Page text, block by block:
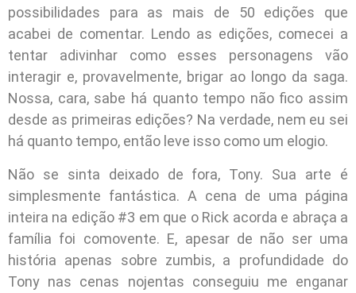
possibilidades para as mais de 50 edições que
acabei de comentar. Lendo as edições, comecei a
tentar adivinhar como esses personagens vão
interagir e, provavelmente, brigar ao longo da saga.
Nossa, cara, sabe há quanto tempo não fico assim
desde as primeiras edições? Na verdade, nem eu sei
há quanto tempo, então leve isso como um elogio.
Não se sinta deixado de fora, Tony. Sua arte é
simplesmente fantástica. A cena de uma página
inteira na edição #3 em que o Rick acorda e abraça a
família foi comovente. E, apesar de não ser uma
história apenas sobre zumbis, a profundidade do
Tony nas cenas nojentas conseguiu me enganar